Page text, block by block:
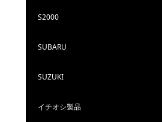
S2000
SUBARU
SUZUKI
イチオシ製品